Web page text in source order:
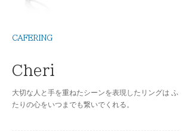
CAFERING
Cheri
大切な人と手を重ねたシーンを表現したリングは ふ
たりの心をいつまでも繋いでくれる。